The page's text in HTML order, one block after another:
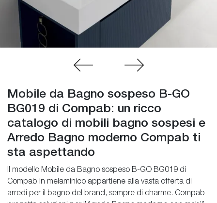
Mobile da Bagno sospeso B-GO
BG019 di Compab: un ricco
catalogo di mobili bagno sospesi e
Arredo Bagno moderno Compab ti
sta aspettando
Il modello Mobile da Bagno sospeso B-GO BG019 di
Compab in melaminico appartiene alla vasta offerta di
arredi per il bagno del brand, sempre di charme. Compab